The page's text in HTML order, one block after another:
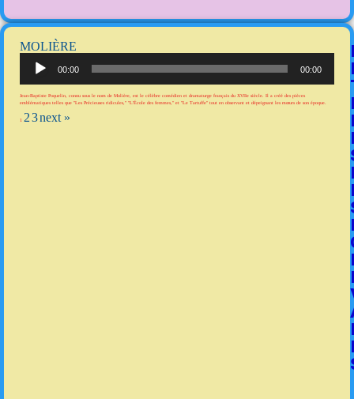
MOLIÈRE
00:00 00:00
Jean-Baptiste Poquelin, connu sous le nom de Molière, est le célèbre comédien et dramaturge français du XVIIe siècle. Il a créé des pièces
emblématiques telles que "Les Précieuses ridicules," "L'École des femmes," et "Le Tartuffe" tout en observant et dépeignant les mœurs de son époque.
1 23next »